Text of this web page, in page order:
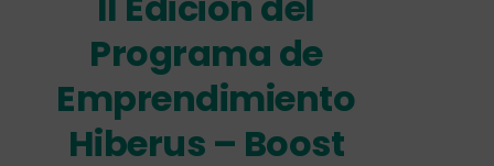
Programa de
Emprendimiento
Hiberus – Boost